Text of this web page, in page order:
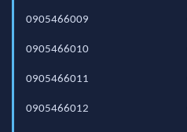
0905466009
0905466010
0905466011
0905466012